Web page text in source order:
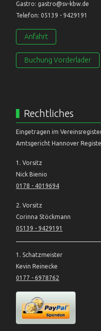
Gastro: gastro@sv-kbw.de
Telefon: 05139 - 9429191
Anfahrt
Buchung Vorderlader
Rechtliches
Eingetragen im
Amtsgericht Hannover
1. Vorsitz
Nick Bienio
0178 - 4019694
2. Vorsitz
Corinna Stöckmann
05139 - 9429191
1. Schatzmeister
Kevin Reinecke
0177 - 6978762